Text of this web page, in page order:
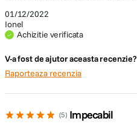
01/12/2022
Ionel
Achizitie verificata
V-a fost de ajutor aceasta recenzie?
Raporteaza recenzia
5 Impecabil